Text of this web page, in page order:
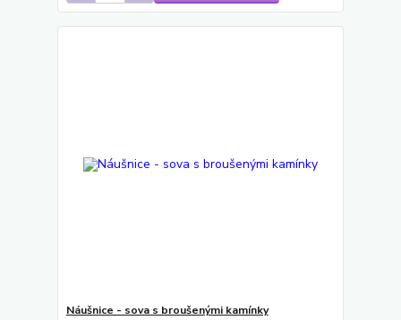
Náušnice - sova s broušenými kamínky